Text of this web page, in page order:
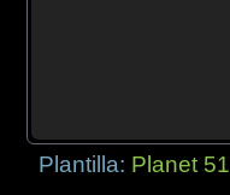
Plantilla: Planet 51